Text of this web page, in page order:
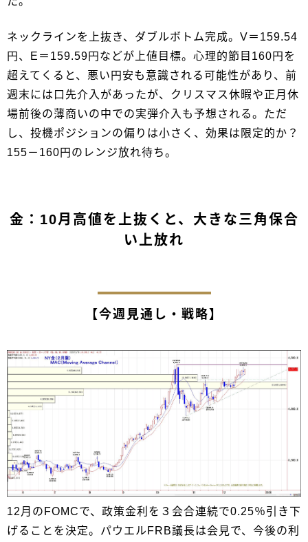
ネックラインを上抜き、ダブルボトム完成。V＝159.54
円、E＝159.59円などが上値目標。心理的節目160円を
超えてくると、悪い円安も意識される可能性があり、前
週末には口先介入があったが、クリスマス休暇や正月休
場前後の薄商いの中での実弾介入も予想される。ただ
し、投機ポジションの偏りは小さく、効果は限定的か？
155－160円のレンジ放れ待ち。
金：10月高値を上抜くと、大きな三角保合
い上放れ
【今週見通し・戦略】
12月のFOMCで、政策金利を３会合連続で0.25％引き下
げることを決定。パウエルFRB議長は会見で、今後の利